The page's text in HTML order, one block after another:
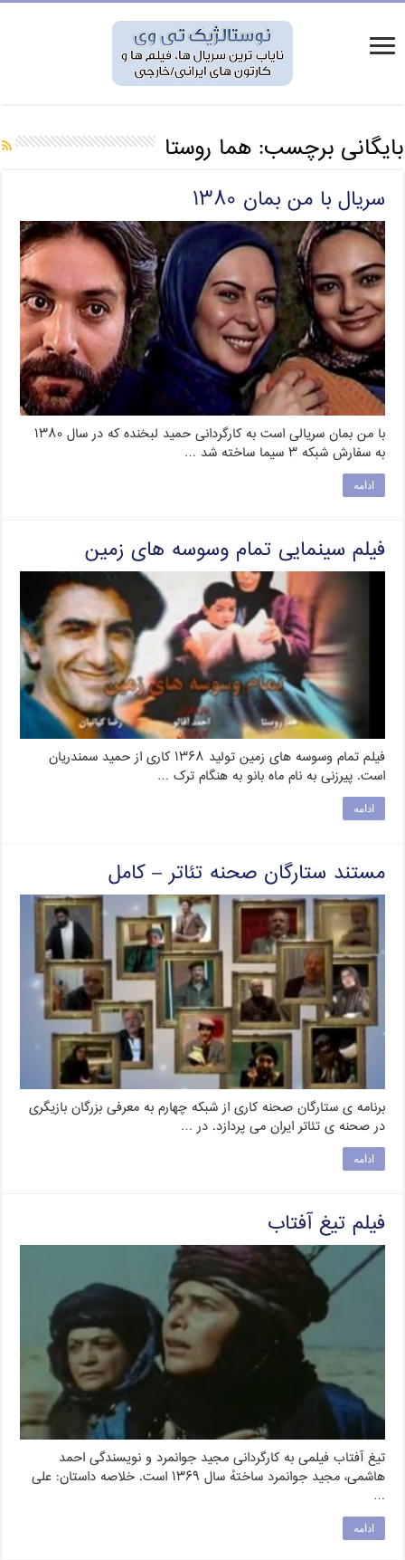
بایگانی برچسب:هما روستا
سریال با من بمان ۱۳۸۰
با من بمان سریالی است به کارگردانی حمید لبخنده که در سال ۱۳۸۰
به سفارش شبکه ۳ سیما ساخته شد …
ادامه
فیلم سینمایی تمام وسوسه های زمین
فیلم تمام وسوسه های زمین تولید ۱۳۶۸ کاری از حمید سمندریان
است. پیرزنی به نام ماه بانو به هنگام ترک …
ادامه
مستند ستارگان صحنه تئاتر – کامل
برنامه ی ستارگان صحنه کاری از شبکه چهارم به معرفی بزرگان بازیگری
در صحنه ی تئاتر ایران می پردازد. در …
ادامه
فیلم تیغ آفتاب
تیغ آفتاب فیلمی به کارگردانی مجید جوانمرد و نویسندگی احمد
هاشمی، مجید جوانمرد ساختهٔ سال ۱۳۶۹ است. خلاصه داستان: علی
…
ادامه